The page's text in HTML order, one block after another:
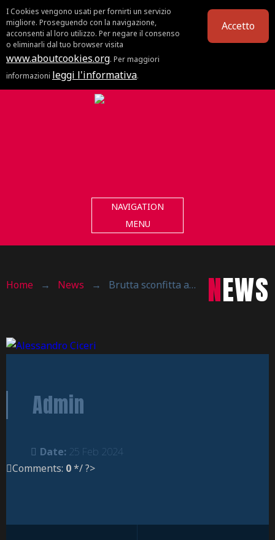
I Cookies vengono usati per fornirti un servizio
migliore. Proseguendo con la navigazione,
acconsenti al loro utilizzo. Per negare il consenso
o eliminarli dal tuo browser visita
www.aboutcookies.org. Per maggiori
informazioni leggi l'informativa.
Accetto
NAVIGATION
MENU
Home → News → Brutta sconfitta a Villasanta NEWS
Admin
Date: 25 Feb 2024
Comments: 0*/ ?>